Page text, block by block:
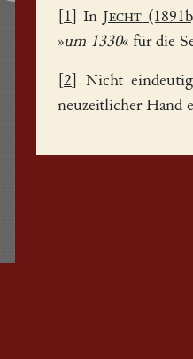
1 ] In Jecht
»um 1330« für die
2 ] Nicht
neuzeitlicher Hand